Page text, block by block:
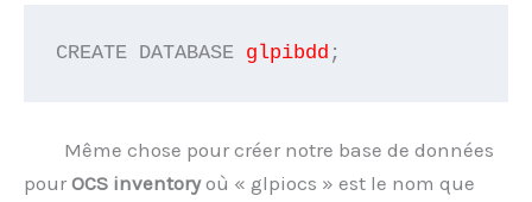
CREATE DATABASE glpibdd ;
Même chose pour créer notre base de données
pour OCS inventoryoù « glpiocs » est le nom que